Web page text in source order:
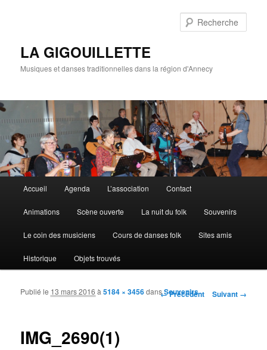
LA GIGOUILLETTE
Musiques et danses traditionnelles dans la région d'Annecy
Aller au contenu principal
Aller au contenu secondaire
Accueil Agenda L’association Contact
Animations Scène ouverte La nuit du folk Souvenirs
Le coin des musiciens Cours de danses folk Sites amis
Historique Objets trouvés
Navigation des images
← Précédent Suivant →
IMG_2690(1)
Publié le 13 mars 2016 à5184 × 3456dansSouvenirs